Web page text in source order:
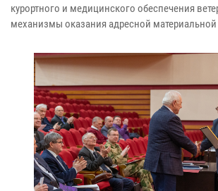
курортного и медицинского обеспечения
механизмы оказания адресной